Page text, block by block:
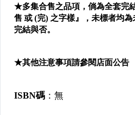
✈股票╱基金
✈行銷╱保險
✈勵志╱心靈成長